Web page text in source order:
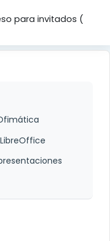
para invitados (